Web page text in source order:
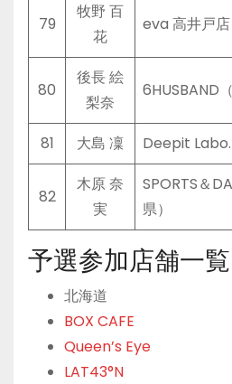
79
牧野 百
花
eva 高井戸店
80
後長 絵
梨奈
6HUSBAND
81 大島 凜 Deepit
82
木原 奈
実
SPORTS＆
県）
予選参加店舗一覧
北海道
BOX CAFE
Queen’s Eye
LAT43°N